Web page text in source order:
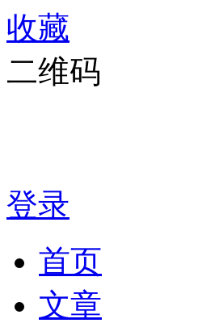
收藏
二维码
登录
首页
文章